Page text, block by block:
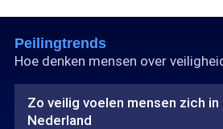
Peilingtrends
Hoe denken mensen over
Zo veilig voelen mensen zich in
Nederland